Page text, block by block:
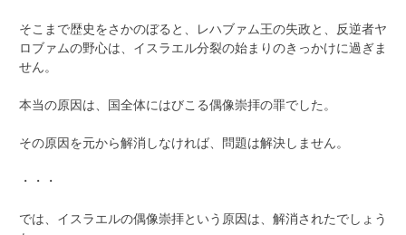
そこまで歴史をさかのぼると、レハブァム王の失政と、反逆者ヤ
ロブァムの野心は、イスラエル分裂の始まりのきっかけに過ぎま
せん。
本当の原因は、国全体にはびこる偶像崇拝の罪でした。
その原因を元から解消しなければ、問題は解決しません。
・・・
では、イスラエルの偶像崇拝という原因は、解消されたでしょう